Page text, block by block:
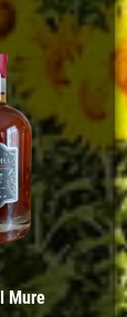
Mure